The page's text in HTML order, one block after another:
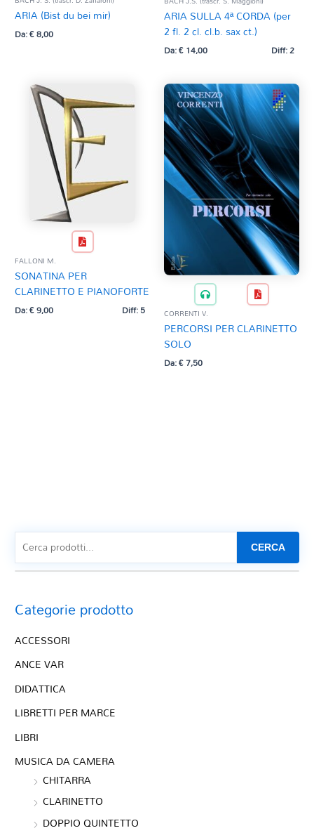
ARIA (Bist du bei mir)
Da:€8,00
ARIA SULLA 4ª CORDA (per
2 fl. 2 cl. cl.b. sax ct.)
Da:€14,00 Diff: 2
FALLONI M.
SONATINA PER
CLARINETTO E PIANOFORTE
Da:€9,00 Diff: 5 CORRENTI V.
PERCORSI PER CLARINETTO
SOLO
Da:€7,50
CERCA
Categorie prodotto
ACCESSORI
ANCE VAR
DIDATTICA
LIBRETTI PER MARCE
LIBRI
MUSICA DA CAMERA
CHITARRA
CLARINETTO
DOPPIO QUINTETTO